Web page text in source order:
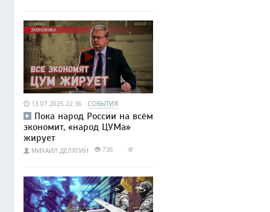
13.07.2025 22:36 СОБЫТИЯ
Пока народ России на всём
экономит, «народ ЦУМа»
жирует
МИХАИЛ ДЕЛЯГИН 736